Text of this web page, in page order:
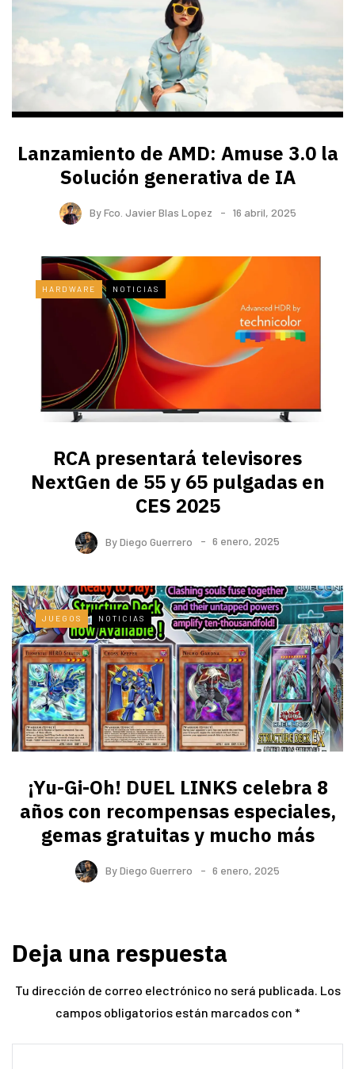
Lanzamiento de AMD: Amuse 3.0 la
Solución generativa de IA
ByFco. Javier Blas Lopez 16 abril, 2025
HARDWARE NOTICIAS
RCA presentará televisores
NextGen de 55 y 65 pulgadas en
CES 2025
ByDiego Guerrero 6 enero, 2025
JUEGOS NOTICIAS
¡Yu-Gi-Oh! DUEL LINKS celebra 8
años con recompensas especiales,
gemas gratuitas y mucho más
ByDiego Guerrero 6 enero, 2025
Deja una respuesta
Tu dirección de correo electrónico no será publicada. Los
campos obligatorios están marcados con *